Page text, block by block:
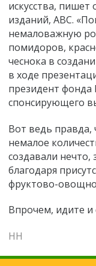
искусства, пишет
изданий, АВС.
немаловажную
помидоров,
чеснока в
в ходе
президент фонда
спонсирующего
Вот ведь правда,
немалое
создавали
благодаря
фруктово-
Впрочем, идите и
НН